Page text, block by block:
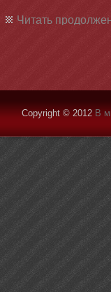
Читать
Copyright © 2012 В